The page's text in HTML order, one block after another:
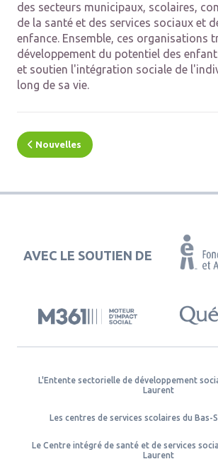
des secteurs municipaux, scolaires,
de la santé et des services sociaux et
enfance. Ensemble, ces organisations
développement du potentiel des
et soutien l'intégration sociale de
long de sa vie.
Nouvelles
AVEC LE SOUTIEN DE
L'Entente sectorielle de développement
Laurent
Les centres de services scolaires du Bas-
Le Centre intégré de santé et de services
Laurent